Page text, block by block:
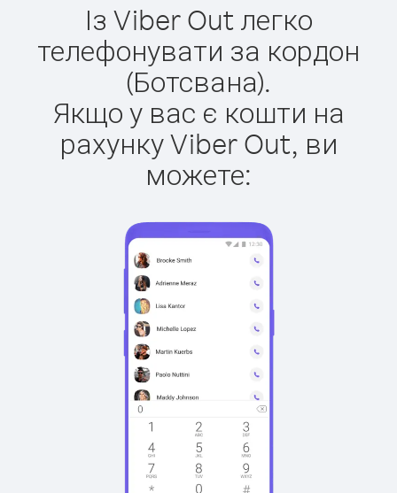
Із Viber Out легко
телефонувати за кордон
(Ботсвана).
Якщо у вас є кошти на
рахунку Viber Out, ви
можете: